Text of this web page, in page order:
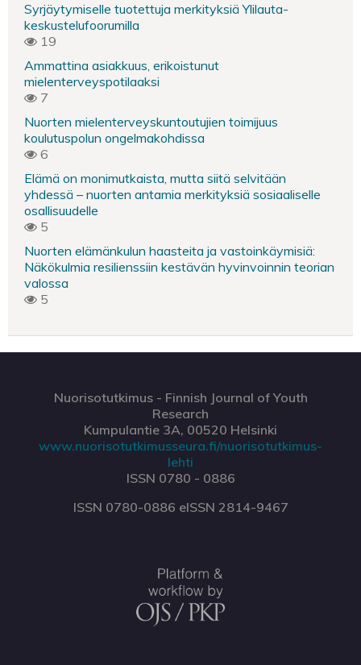
Syrjäytymiselle tuotettuja merkityksiä Ylilauta-
keskustelufoorumilla
19
Ammattina asiakkuus, erikoistunut
mielenterveyspotilaaksi
7
Nuorten mielenterveyskuntoutujien toimijuus
koulutuspolun ongelmakohdissa
6
Elämä on monimutkaista, mutta siitä selvitään
yhdessä – nuorten antamia merkityksiä sosiaaliselle
osallisuudelle
5
Nuorten elämänkulun haasteita ja vastoinkäymisiä:
Näkökulmia resilienssiin kestävän hyvinvoinnin teorian
valossa
5
Nuorisotutkimus - Finnish Journal of Youth
Research
Kumpulantie 3A, 00520 Helsinki
www.nuorisotutkimusseura.fi/nuorisotutkimus-
lehti
ISSN 0780 - 0886
ISSN 0780-0886 eISSN 2814-9467